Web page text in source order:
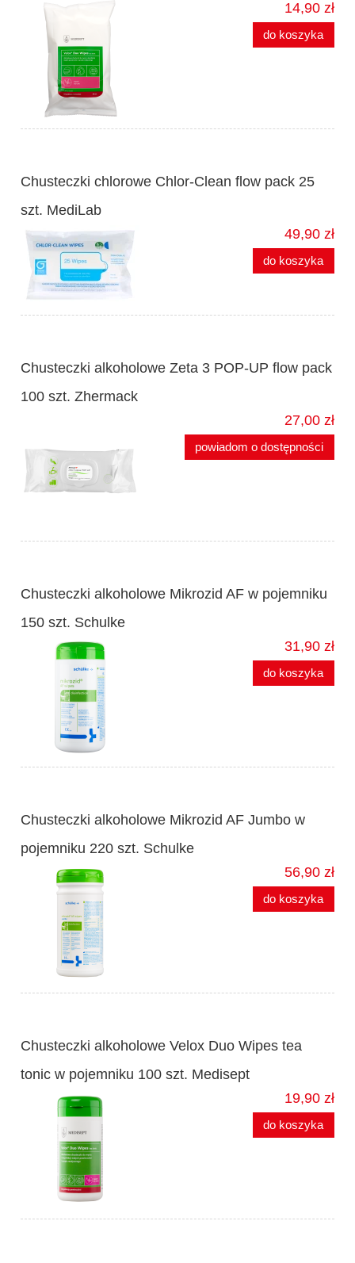
14,90 zł
do koszyka
Chusteczki chlorowe Chlor-Clean flow pack 25
szt. MediLab
49,90 zł
do koszyka
Chusteczki alkoholowe Zeta 3 POP-UP flow pack
100 szt. Zhermack
27,00 zł
powiadom o dostępności
Chusteczki alkoholowe Mikrozid AF w pojemniku
150 szt. Schulke
31,90 zł
do koszyka
Chusteczki alkoholowe Mikrozid AF Jumbo w
pojemniku 220 szt. Schulke
56,90 zł
do koszyka
Chusteczki alkoholowe Velox Duo Wipes tea
tonic w pojemniku 100 szt. Medisept
19,90 zł
do koszyka